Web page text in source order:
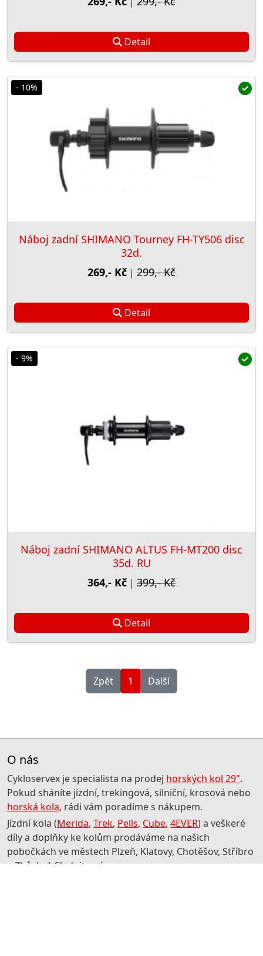
Detail
- 10%
Náboj zadní SHIMANO Tourney FH-TY506 disc
32d.
269,- Kč | 299,- Kč
Detail
- 9%
Náboj zadní SHIMANO ALTUS FH-MT200 disc
35d. RU
364,- Kč | 399,- Kč
Detail
Zpět 1 Další
O nás
Cykloservex je specialista na prodej horských kol 29".
Pokud sháníte jízdní, trekingová, silniční, krosová nebo
horská kola, rádi vám poradíme s nákupem.
Jízdní kola (Merida, Trek, Pells, Cube, 4EVER) a veškeré
díly a doplňky ke kolům prodáváme na našich
pobočkách ve městech Plzeň, Klatovy, Chotěšov, Stříbro
a Zbůch. | Sledujte nás na: